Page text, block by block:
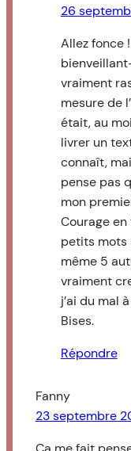
26
Allez fonce
vraiment
mesure de
était, au
livrer un
connaît,
pense pas
mon
Courage
petits mots
même 5
vraiment
j’ai du mal
Bises.
Répondre
Fanny
23 septembre